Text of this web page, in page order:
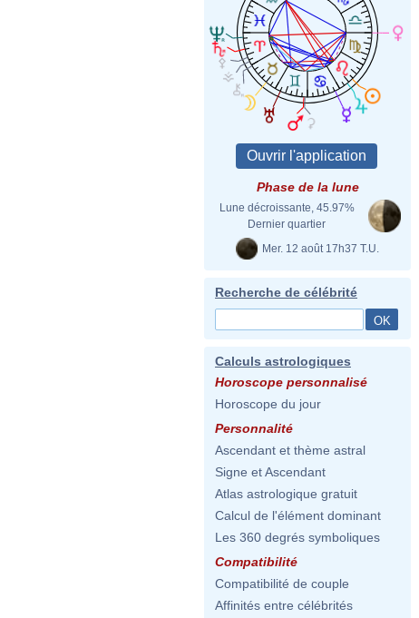
Phase de la lune
Lune décroissante, 45.97%
Dernier quartier
Mer. 12 août 17h37 T.U.
Recherche de célébrité
Calculs astrologiques
Horoscope personnalisé
Horoscope du jour
Personnalité
Ascendant et thème astral
Signe et Ascendant
Atlas astrologique gratuit
Calcul de l'élément dominant
Les 360 degrés symboliques
Compatibilité
Compatibilité de couple
Affinités entre célébrités